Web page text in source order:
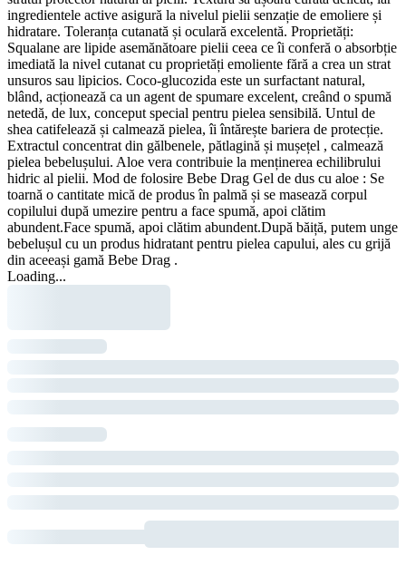
ingredientele active asigură la nivelul pielii senzație de emoliere și
hidratare. Toleranța cutanată și oculară excelentă. Proprietăți:
Squalane are lipide asemănătoare pielii ceea ce îi conferă o absorbție
imediată la nivel cutanat cu proprietăți emoliente fără a crea un strat
unsuros sau lipicios. Coco-glucozida este un surfactant natural,
blând, acționează ca un agent de spumare excelent, creând o spumă
netedă, de lux, conceput special pentru pielea sensibilă. Untul de
shea catifelează și calmează pielea, îi întărește bariera de protecție.
Extractul concentrat din gălbenele, pătlagină și mușețel , calmează
pielea bebelușului. Aloe vera contribuie la menținerea echilibrului
hidric al pielii. Mod de folosire Bebe Drag Gel de dus cu aloe : Se
toarnă o cantitate mică de produs în palmă și se masează corpul
copilului după umezire pentru a face spumă, apoi clătim
abundent.Face spumă, apoi clătim abundent.După băiță, putem unge
bebelușul cu un produs hidratant pentru pielea capului, ales cu grijă
din aceeași gamă Bebe Drag .
Loading...